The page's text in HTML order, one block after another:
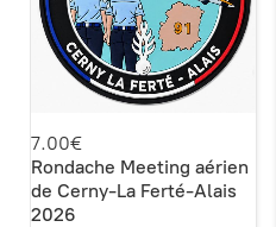
7.00€
Rondache Meeting aérien
de Cerny-La Ferté-Alais
2026